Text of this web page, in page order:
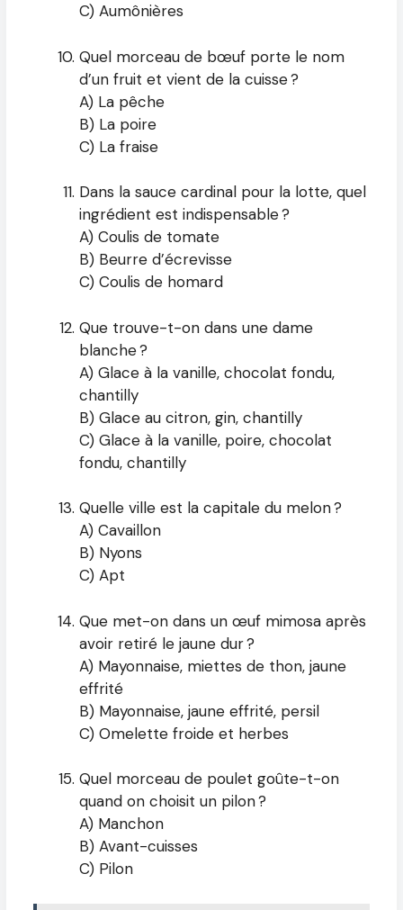
C) Aumônières
Quel morceau de bœuf porte le nom
d’un fruit et vient de la cuisse ?
A) La pêche
B) La poire
C) La fraise
Dans la sauce cardinal pour la lotte, quel
ingrédient est indispensable ?
A) Coulis de tomate
B) Beurre d’écrevisse
C) Coulis de homard
Que trouve-t-on dans une dame
blanche ?
A) Glace à la vanille, chocolat fondu,
chantilly
B) Glace au citron, gin, chantilly
C) Glace à la vanille, poire, chocolat
fondu, chantilly
Quelle ville est la capitale du melon ?
A) Cavaillon
B) Nyons
C) Apt
Que met-on dans un œuf mimosa après
avoir retiré le jaune dur ?
A) Mayonnaise, miettes de thon, jaune
effrité
B) Mayonnaise, jaune effrité, persil
C) Omelette froide et herbes
Quel morceau de poulet goûte-t-on
quand on choisit un pilon ?
A) Manchon
B) Avant-cuisses
C) Pilon